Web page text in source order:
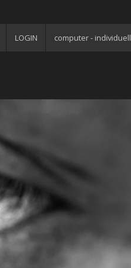
LOGIN computer - individuell